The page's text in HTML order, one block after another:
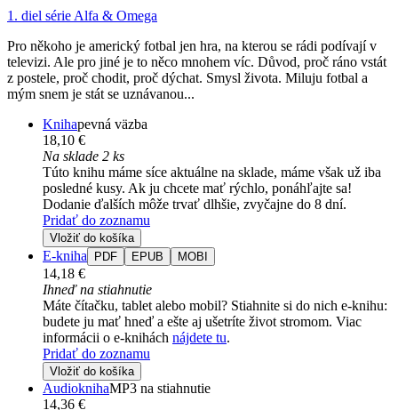
1. diel série Alfa & Omega
Pro někoho je americký fotbal jen hra, na kterou se rádi podívají v
televizi. Ale pro jiné je to něco mnohem víc. Důvod, proč ráno vstát
z postele, proč chodit, proč dýchat. Smysl života. Miluju fotbal a
mým snem je stát se uznávanou...
Knihapevná väzba
18,10 €
Na sklade 2 ks
Túto knihu máme síce aktuálne na sklade, máme však už iba
posledné kusy. Ak ju chcete mať rýchlo, ponáhľajte sa!
Dodanie ďalších môže trvať dlhšie, zvyčajne do 8 dní.
Pridať do zoznamu
Vložiť do košíka
E-kniha PDF EPUB MOBI
14,18 €
Ihneď na stiahnutie
Máte čítačku, tablet alebo mobil? Stiahnite si do nich e-knihu:
budete ju mať hneď a ešte aj ušetríte život stromom. Viac
informácii o e-knihách nájdete tu.
Pridať do zoznamu
Vložiť do košíka
AudioknihaMP3 na stiahnutie
14,36 €